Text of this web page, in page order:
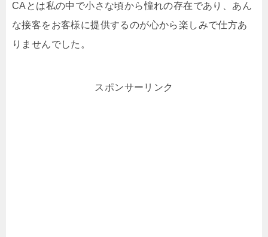
CAとは私の中で小さな頃から憧れの存在であり、あん
な接客をお客様に提供するのが心から楽しみで仕方あ
りませんでした。
スポンサーリンク